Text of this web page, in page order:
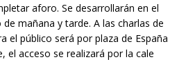
aforo. Se desarrollarán en el
mañana y tarde. A las charlas de
el público será por plaza de España
el acceso se realizará por la cale